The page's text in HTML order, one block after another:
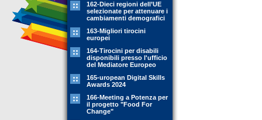
162-Dieci regioni dell’UE
selezionate per attenuare i
cambiamenti demografici
163-Migliori tirocini
europei
164-Tirocini per disabili
disponibili presso l'ufficio
del Mediatore Europeo
165-uropean Digital Skills
Awards 2024
166-Meeting a Potenza per
il progetto "Food For
Change"